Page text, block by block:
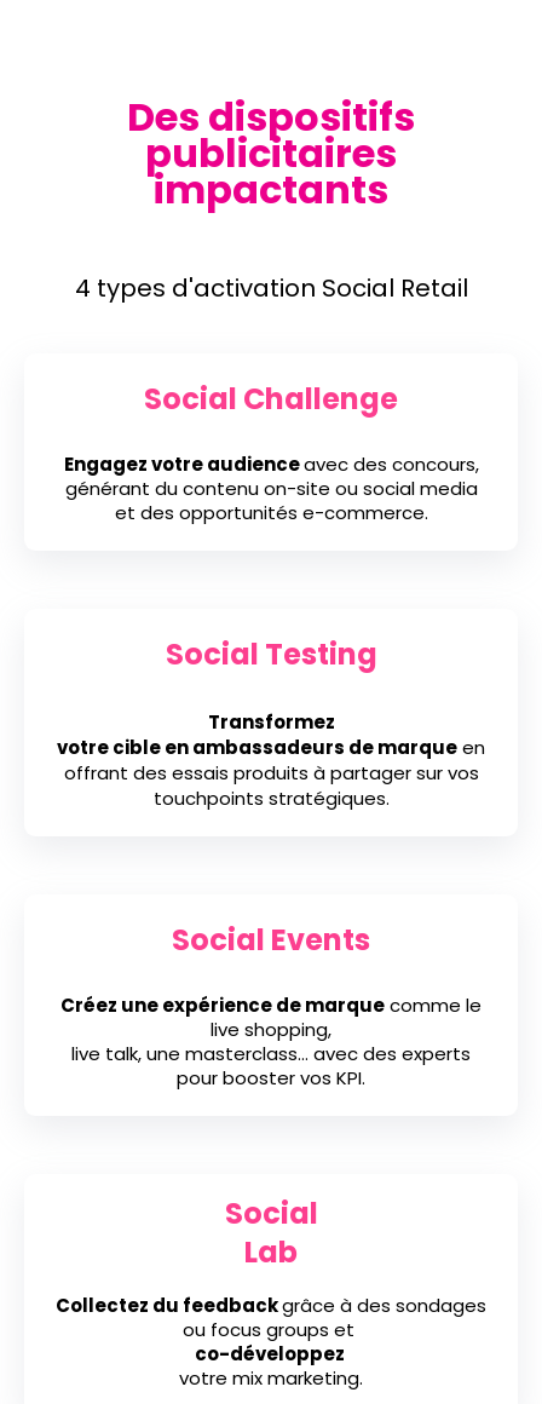
Des dispositifs
publicitaires
impactants
4 types d'activation Social Retail
Social Challenge
Engagez votre audienceavec des concours,
générant du contenu on-site ou social media
et des opportunités e-commerce.
Social Testing
Transformez
votrecible en ambassadeurs de marqueen
offrant des essais produits à partager sur vos
touchpoints stratégiques.
Social Events
Créez une expérience de marquecomme le
live shopping,
live talk,une masterclass… avec des experts
pour booster vos KPI.
Social
Lab
Collectez du feedbackgrâce à des sondages
ou focus groups et
co-développez
votre mix marketing.